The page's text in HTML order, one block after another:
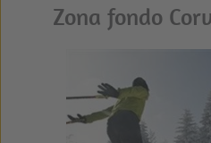
Zona fondo